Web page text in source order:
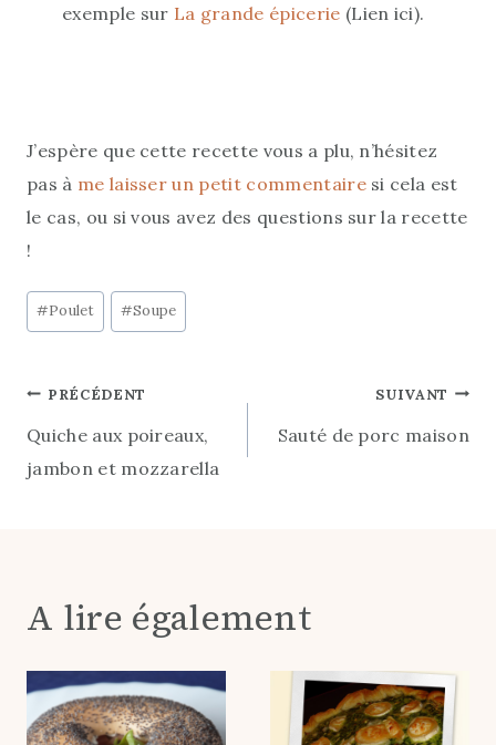
exemple sur La grande épicerie (Lien ici).
J’espère que cette recette vous a plu, n’hésitez
pas à me laisser un petit commentairesi cela est
le cas, ou si vous avez des questions sur la recette
!
Post
Tags:
#Poulet #Soupe
Navigation
de
PRÉCÉDENT
Quiche aux poireaux,
jambon et mozzarella
SUIVANT
Sauté de porc maison
A lire également